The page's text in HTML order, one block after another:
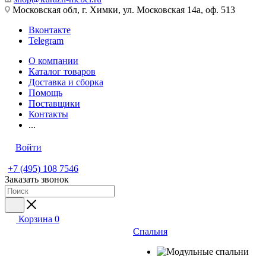
Московская обл, г. Химки, ул. Московская 14а, оф. 513
Вконтакте
Telegram
О компании
Каталог товаров
Доставка и сборка
Помощь
Поставщики
Контакты
...
Войти
+7 (495) 108 7546
Заказать звонок
Корзина 0
Спальня